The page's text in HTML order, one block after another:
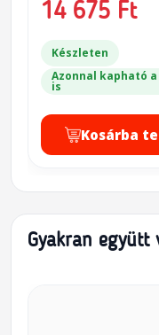
14 675 Ft
Készleten
Azonnal kapható
is
Kosárba
Gyakran együtt